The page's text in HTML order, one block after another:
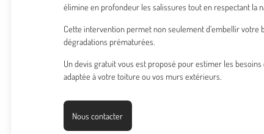
élimine en profondeur les salissures tout en respectant la
Cette intervention permet non seulement d’embellir votre
dégradations prématurées.
Un devis gratuit vous est proposé pour estimer les
adaptée à votre toiture ou vos murs extérieurs.
Nous contacter